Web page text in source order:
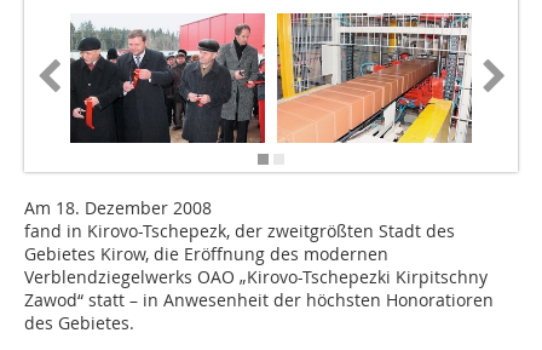
Am 18. Dezember 2008
fand in Kirovo-Tschepezk, der zweitgrößten Stadt des
Gebietes Kirow, die Eröffnung des modernen
Verblendziegelwerks OAO „Kirovo-Tschepezki Kirpitschny
Zawod“ statt – in Anwesenheit der höchsten Honoratioren
des Gebietes.